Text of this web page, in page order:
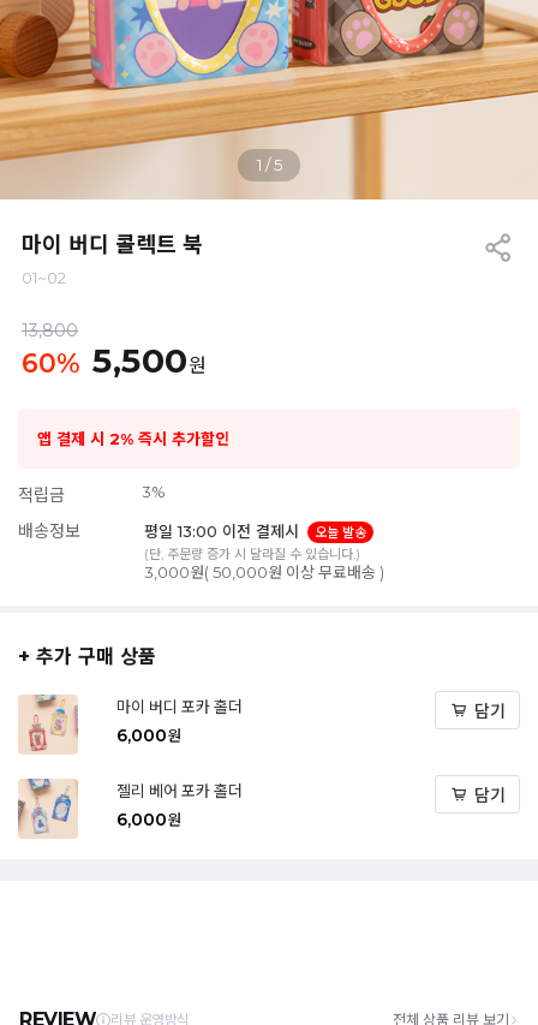
1 /5
마이 버디 콜렉트 북
01~02
13,800
60% 5,500원
앱 결제 시 2% 즉시 추가할인
적립금 3%
배송정보 평일 13:00 이전 결제시
오늘 발송
(단, 주문량 증가 시 달라질 수 있습니다.)
3,000원( 50,000원 이상 무료배송 )
+ 추가 구매 상품
마이 버디 포카 홀더
6,000원
담기
젤리 베어 포카 홀더
6,000원
담기